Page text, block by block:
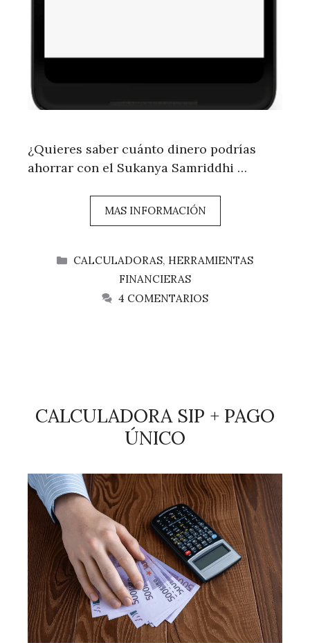
¿Quieres saber cuánto dinero podrías
ahorrar con el Sukanya Samriddhi …
MAS INFORMACIÓN
CATEGORÍAS
CALCULADORAS, HERRAMIENTAS
FINANCIERAS
4 COMENTARIOS
CALCULADORA SIP + PAGO
ÚNICO